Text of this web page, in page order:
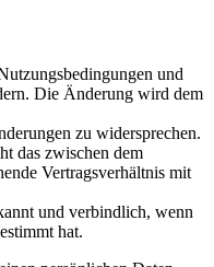
und
Die Änderung wird dem
zu widersprechen.
das zwischen dem
Vertragsverhältnis mit
und verbindlich, wenn
hat.